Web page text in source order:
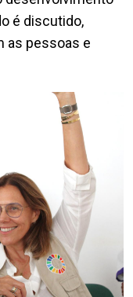
é discutido,
as pessoas e